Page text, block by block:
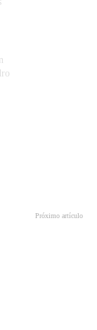
Próximo artículo